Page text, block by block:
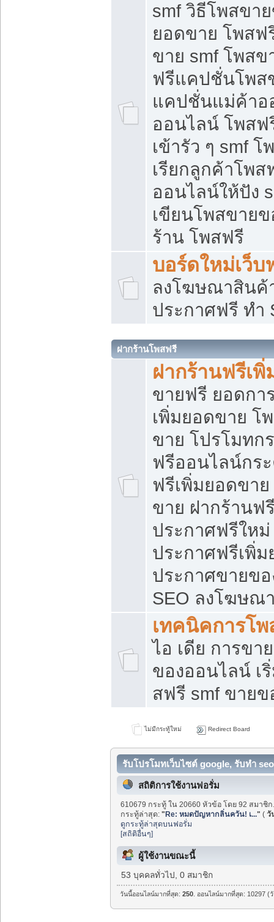
smf วิธีโพสขา
ยอดขาย โพสฟ
ขาย smf โพส
ฟรีแคปชั่นโพส
แคปชั่นแม่ค้า
ออนไลน์ โพสฟ
เข้ารัว ๆ smf
เรียกลูกค้าโพส
ออนไลน์ให้ปัง
เขียนโพสขาย
ร้าน โพสฟรี
บอร์ดใหม่เว็บ
ลงโฆษณาสิน
ประกาศฟรี ทำ
ฝากร้านโพสฟรี
ฝากร้านฟรีเ
ขายฟรี ยอดกา
เพิ่มยอดขาย โ
ขาย โปรโมทก
ฟรีออนไลน์กร
ฟรีเพิ่มยอดขา
ขาย ฝากร้านฟ
ประกาศฟรีใหม่
ประกาศฟรีเพิ่
ประกาศขายข
SEO ลงโฆษณ
เทคนิคการโ
ไอ เดีย การขา
ของออนไลน์ เ
สฟรี smf ขาย
ไม่มีกระทู้ใหม่ Redirect Board
รับโปรโมทเว็บไซต์ google, รับทำ
สถิติการใช้งานฟอรั่ม
610679 กระทู้ ใน 20660 หัวข้อ โดย 92 สมาชิ
กระทู้ล่าสุด:"Re: หมดปัญหากลิ่นควัน! เ..." (วั
ดูกระทู้ล่าสุดบนฟอรั่ม
[สถิติอื่นๆ]
ผู้ใช้งานขณะนี้
53 บุคคลทั่วไป, 0 สมาชิก
วันนี้ออนไลน์มากที่สุด:250 . ออนไลน์มากที่สุด: 10297